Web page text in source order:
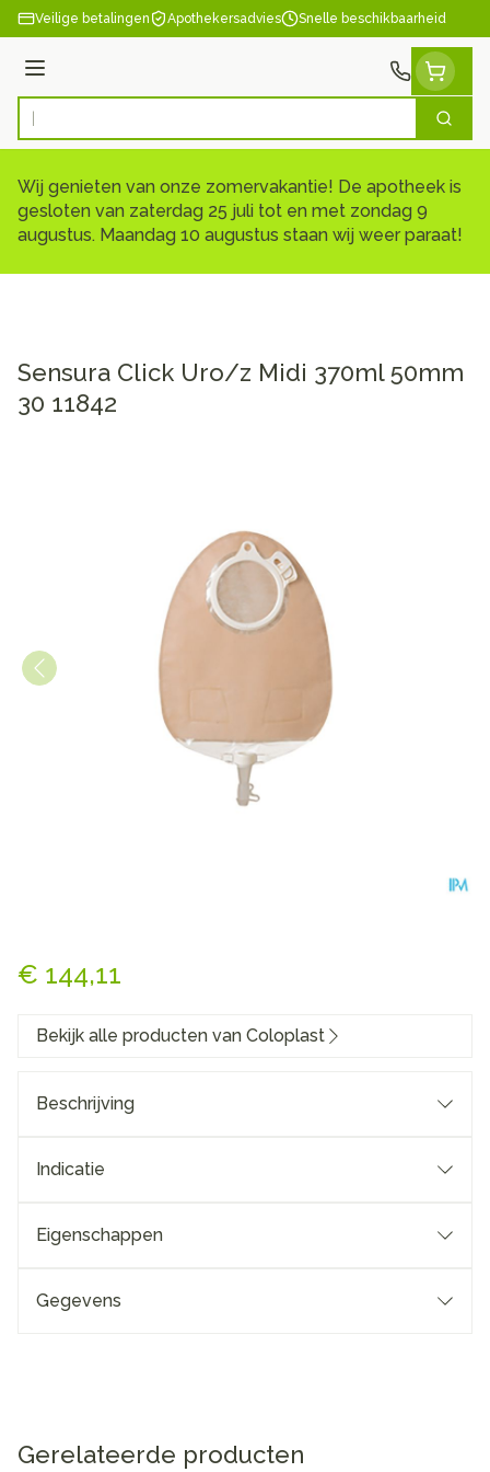
Ga naar de inhoud
Veilige betalingen Apothekersadvies Snelle beschikbaarheid
Menu
Product, merk, categorie... Zoek
Wij genieten van onze zomervakantie! De apotheek is
gesloten van zaterdag 25 juli tot en met zondag 9
augustus. Maandag 10 augustus staan wij weer paraat!
Sensura Click Uro/z Midi 370ml 50mm
30 11842
€ 144,11
Bekijk alle producten van Coloplast
Beschrijving
Indicatie
Eigenschappen
Gegevens
Gerelateerde producten